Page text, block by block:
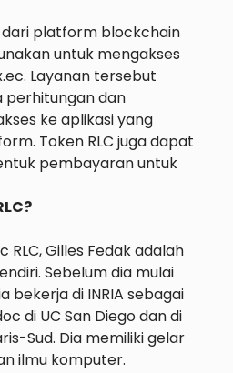
dari platform blockchain
untuk mengakses
Layanan tersebut
perhitungan dan
ke aplikasi yang
Token RLC juga dapat
pembayaran untuk
RLC, Gilles Fedak adalah
Sebelum dia mulai
bekerja di INRIA sebagai
di UC San Diego dan di
Sud. Dia memiliki gelar
ilmu komputer.